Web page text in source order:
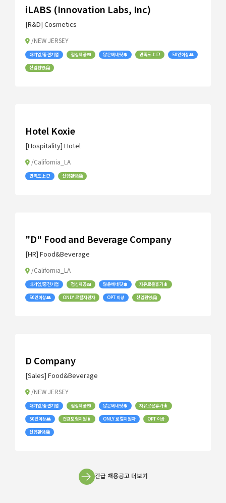
iLABS (Innovation Labs, Inc)
[R&D] Cosmetics
/NEW JERSEY
대기업/중견기업 점심제공🍱 많은베네핏💲 만족도上📑
50인이상👥
신입환영🤗
Hotel Koxie
[Hospitality] Hotel
/California_LA
만족도上📑 신입환영🤗
"D" Food and Beverage Company
[HR] Food&Beverage
/California_LA
대기업/중견기업 점심제공🍱 많은베네핏💲
자유로운휴가🧳
50인이상👥
ONLY 로컬지원자 OPT 이상 신입환영🤗
D Company
[Sales] Food&Beverage
/NEW JERSEY
대기업/중견기업 점심제공🍱 많은베네핏💲
자유로운휴가🧳
50인이상👥
건강보험지원💉 ONLY 로컬지원자
OPT 이상
신입환영🤗
긴급 채용공고 더보기